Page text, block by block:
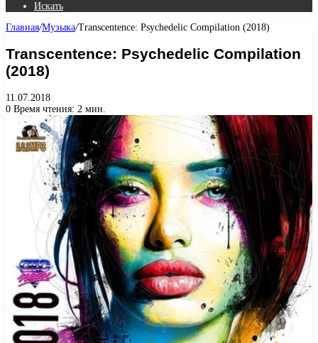
Искать
Главная/Музыка/Transcentence: Psychedelic Compilation (2018)
Transcentence: Psychedelic Compilation
(2018)
11.07.2018
0 Время чтения: 2 мин.